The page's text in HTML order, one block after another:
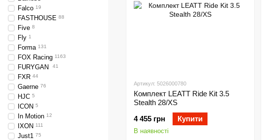
Артикул: 5026000780
Комплект LEATT Ride Kit 3.5
Stealth 28/XS
4 455 грн
Купити
В наявності
Falco 19
FASTHOUSE 88
Five 8
Fly 1
Forma 131
FOX Racing 1163
FURYGAN 41
FXR 44
Gaerne 76
HJC 5
ICON 5
In Motion 12
IXON 111
Just1 75